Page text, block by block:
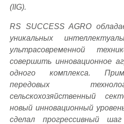
(IIG).
RS SUCCESS AGRO
уникальных
ультрасовременной
совершить инновационное
одного комплекса.
передовых
сельскохозяйственный
новый инновационный
сделал прогрессивный